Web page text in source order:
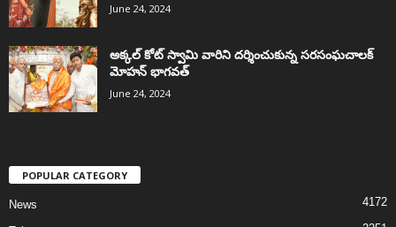
June 24, 2024
అక్కల్‌ కోట్‌ స్వామి వారిని దర్శించుకున్న సరసంఘచాలక్
మోహన్ భాగవత్
June 24, 2024
POPULAR CATEGORY
News 4172